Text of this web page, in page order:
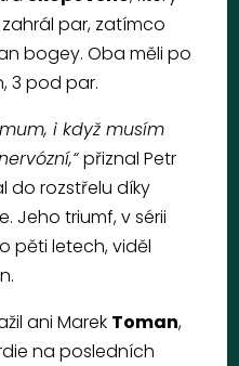
par, zatímco
bogey. Oba měli po
3 pod par.
i když musím
přiznal Petr
do rozstřelu díky
Jeho triumf, v sérii
pěti letech, viděl
ani Marek Toman,
na posledních